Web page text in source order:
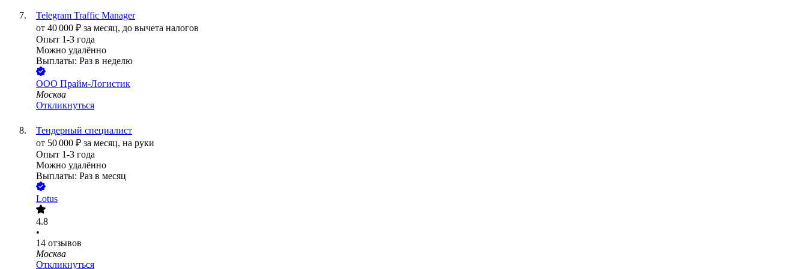
Telegram Traffic Manager
от 40 000 ₽ за месяц, до вычета налогов
Опыт 1-3 года
Можно удалённо
Выплаты: Раз в неделю
ООО Прайм-Логистик
Москва
Откликнуться
Тендерный специалист
от 50 000 ₽ за месяц, на руки
Опыт 1-3 года
Можно удалённо
Выплаты: Раз в месяц
Lotus
4.8
•
14 отзывов
Москва
Откликнуться